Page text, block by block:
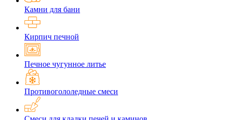
Камни для бани
Кирпич печной
Печное чугунное литье
Противогололедные смеси